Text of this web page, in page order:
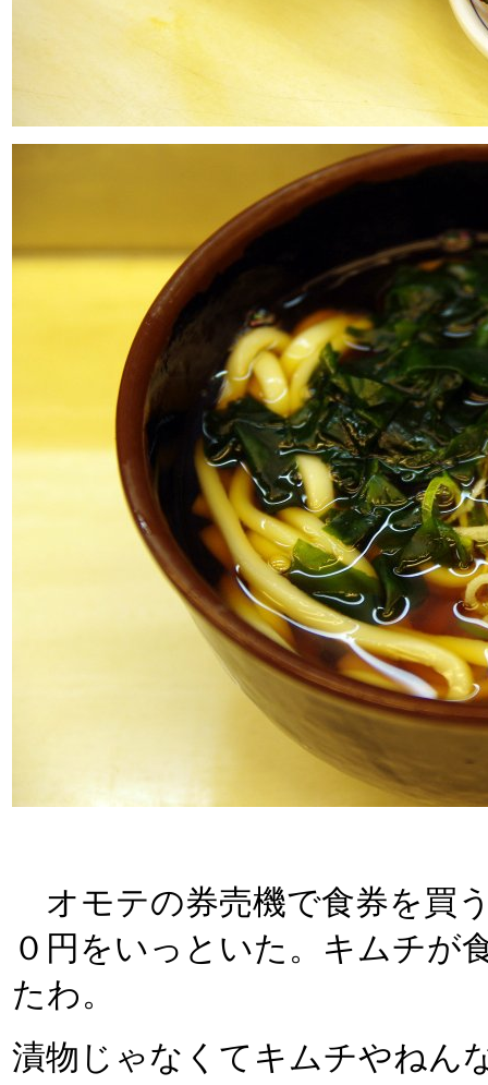
オモテの券売機で食券を買
０円をいっといた。キムチが
たわ。
漬物じゃなくてキムチやねん